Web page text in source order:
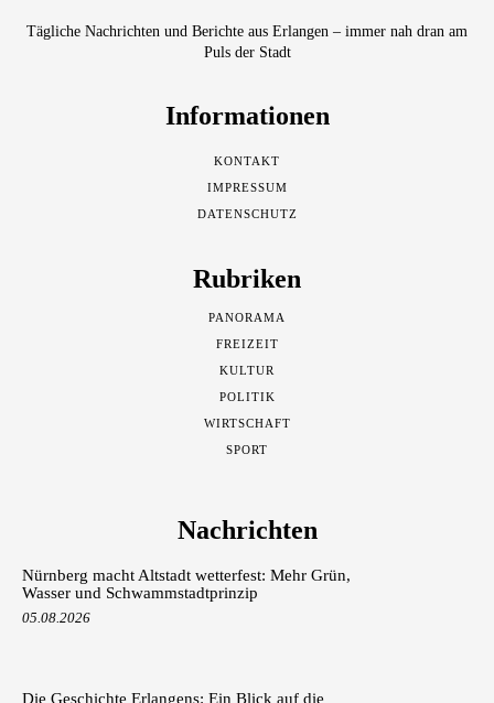
Tägliche Nachrichten und Berichte aus Erlangen – immer nah dran am
Puls der Stadt
Informationen
KONTAKT
IMPRESSUM
DATENSCHUTZ
Rubriken
PANORAMA
FREIZEIT
KULTUR
POLITIK
WIRTSCHAFT
SPORT
Nachrichten
Nürnberg macht Altstadt wetterfest: Mehr Grün,
Wasser und Schwammstadtprinzip
05.08.2026
Die Geschichte Erlangens: Ein Blick auf die